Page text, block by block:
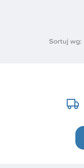
Sortuj wg: